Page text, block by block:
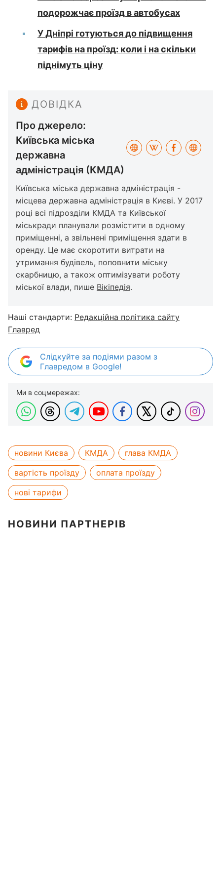
подорожчає проїзд в автобусах
У Дніпрі готуються до підвищення
тарифів на проїзд: коли і на скільки
піднімуть ціну
ДОВІДКА
Про джерело:
Київська міська
державна
адміністрація (КМДА)
Київська міська державна адміністрація -
місцева державна адміністрація в Києві. У 2017
році всі підрозділи КМДА та Київської
міськради планували розмістити в одному
приміщенні, а звільнені приміщення здати в
оренду. Це має скоротити витрати на
утримання будівель, поповнити міську
скарбницю, а також оптимізувати роботу
міської влади, пише Вікіпедія.
Наші стандарти: Редакційна політика сайту
Главред
Слідкуйте за подіями разом з
Главредом в Google!
Ми в соцмережах:
новини Києва КМДА
глава КМДА
вартість проїзду
оплата проїзду
нові тарифи
НОВИНИ ПАРТНЕРІВ